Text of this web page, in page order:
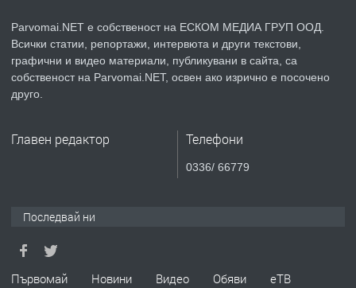
преди 1 година
ПРЕДЛАГА Уроци по Математика
Parvomai.NET е собственост на ЕСКОМ МЕДИА ГРУП ООД.
Всички статии, репортажи, интервюта и други текстови,
графични и видео материали, публикувани в сайта, са
собственост на Parvomai.NET, освен ако изрично е посочено
друго.
Главен редактор Телефони
0336/ 66779
Последвай ни
Първомай Новини Видео Обяви
еТВ